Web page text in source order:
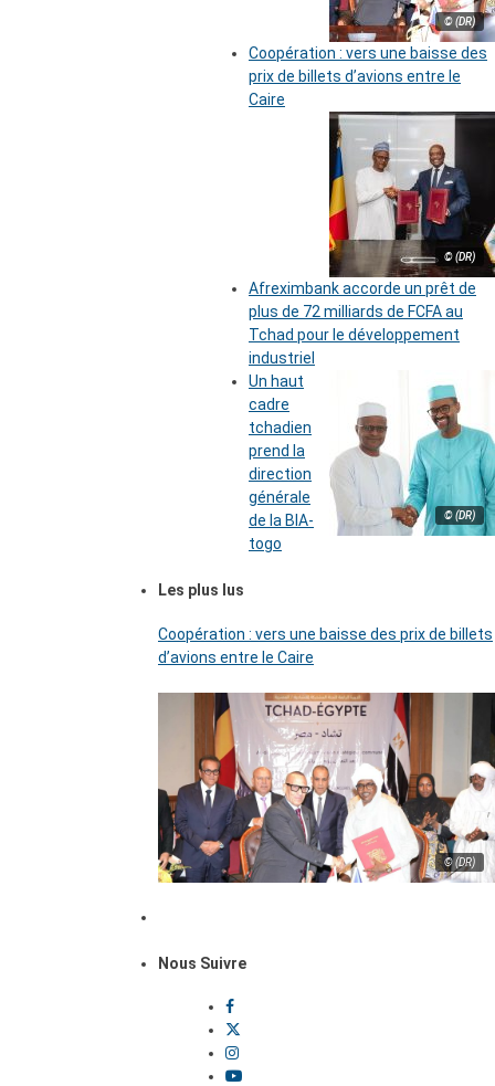
© (DR)
Coopération : vers une baisse des
prix de billets d’avions entre le
Caire
© (DR)
Afreximbank accorde un prêt de
plus de 72 milliards de FCFA au
Tchad pour le développement
industriel
© (DR)
Un haut
cadre
tchadien
prend la
direction
générale
de la BIA-
togo
Les plus lus
Coopération : vers une baisse des prix de billets
d’avions entre le Caire
© (DR)
Nous Suivre